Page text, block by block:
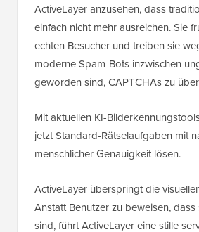
ActiveLayer anzusehen, dass
einfach nicht mehr ausreichen. Sie
echten Besucher und treiben sie
moderne Spam-Bots inzwischen
geworden sind, CAPTCHAs zu
Mit aktuellen KI-
jetzt Standard-Rätselaufgaben mit
menschlicher Genauigkeit lösen.
ActiveLayer überspringt die
Anstatt Benutzer zu beweisen, dass
sind, führt ActiveLayer eine stille